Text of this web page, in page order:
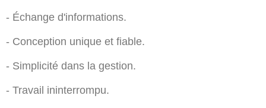
- Échange d'informations.
- Conception unique et fiable.
- Simplicité dans la gestion.
- Travail ininterrompu.